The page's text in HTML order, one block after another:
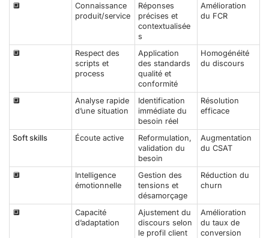
🔲
Connaissance
produit/service
Réponses
précises et
contextualisée
s
Amélioration
du FCR
🔲
Respect des
scripts et
process
Application
des standards
qualité et
conformité
Homogénéité
du discours
🔲
Analyse rapide
d’une situation
Identification
immédiate du
besoin réel
Résolution
efficace
Soft skills Écoute active
Reformulation,
validation du
besoin
Augmentation
du CSAT
🔲
Intelligence
émotionnelle
Gestion des
tensions et
désamorçage
Réduction du
churn
🔲
Capacité
d’adaptation
Ajustement du
discours selon
le profil client
Amélioration
du taux de
conversion